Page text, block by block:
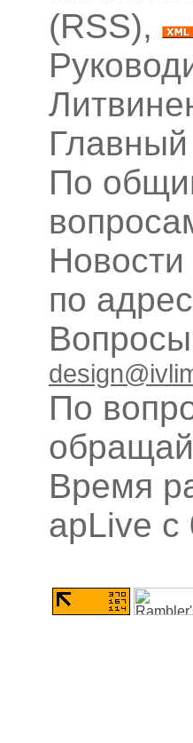
(RSS),
По
по
По
Время
apLive c